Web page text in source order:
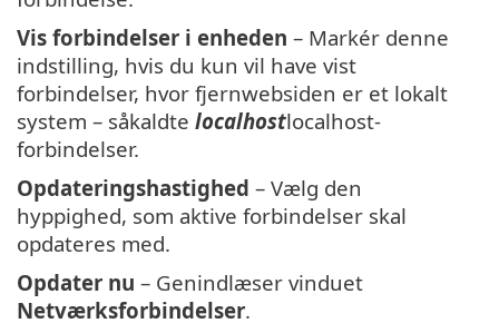
Vis forbindelser i enheden – Markér denne
indstilling, hvis du kun vil have vist
forbindelser, hvor fjernwebsiden er et lokalt
system – såkaldte localhostlocalhost-
forbindelser.
Opdateringshastighed – Vælg den
hyppighed, som aktive forbindelser skal
opdateres med.
Opdater nu – Genindlæser vinduet
Netværksforbindelser.